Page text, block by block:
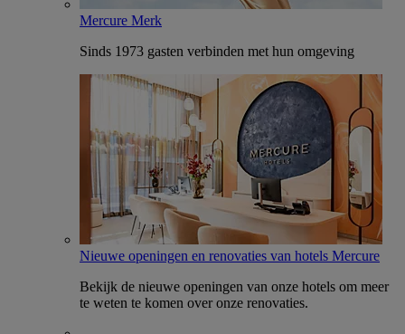
Mercure Merk
Sinds 1973 gasten verbinden met hun omgeving
Nieuwe openingen en renovaties van hotels Mercure
Bekijk de nieuwe openingen van onze hotels om meer
te weten te komen over onze renovaties.